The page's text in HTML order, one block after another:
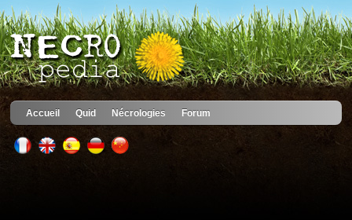
Accueil Quid Nécrologies Forum